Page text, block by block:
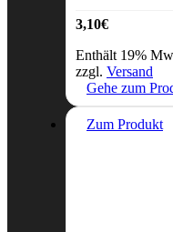
3,10€
Enthält 19%
zzgl. Versand
Gehe zum
Zum Produkt